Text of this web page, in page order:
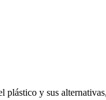
y sus